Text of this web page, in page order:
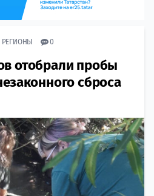
РЕГИОНЫ 0
отобрали пробы
сброса